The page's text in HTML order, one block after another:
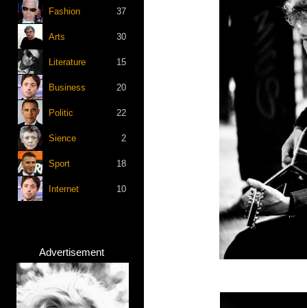
Fashion 37
Arts 30
Literature 15
Business 20
Politic 22
Sience 2
Sport 18
Internet 10
Advertisement